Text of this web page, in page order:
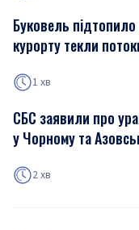
Буковель
курорту текли
1 хв
СБС заявили про
у Чорному та
2 хв